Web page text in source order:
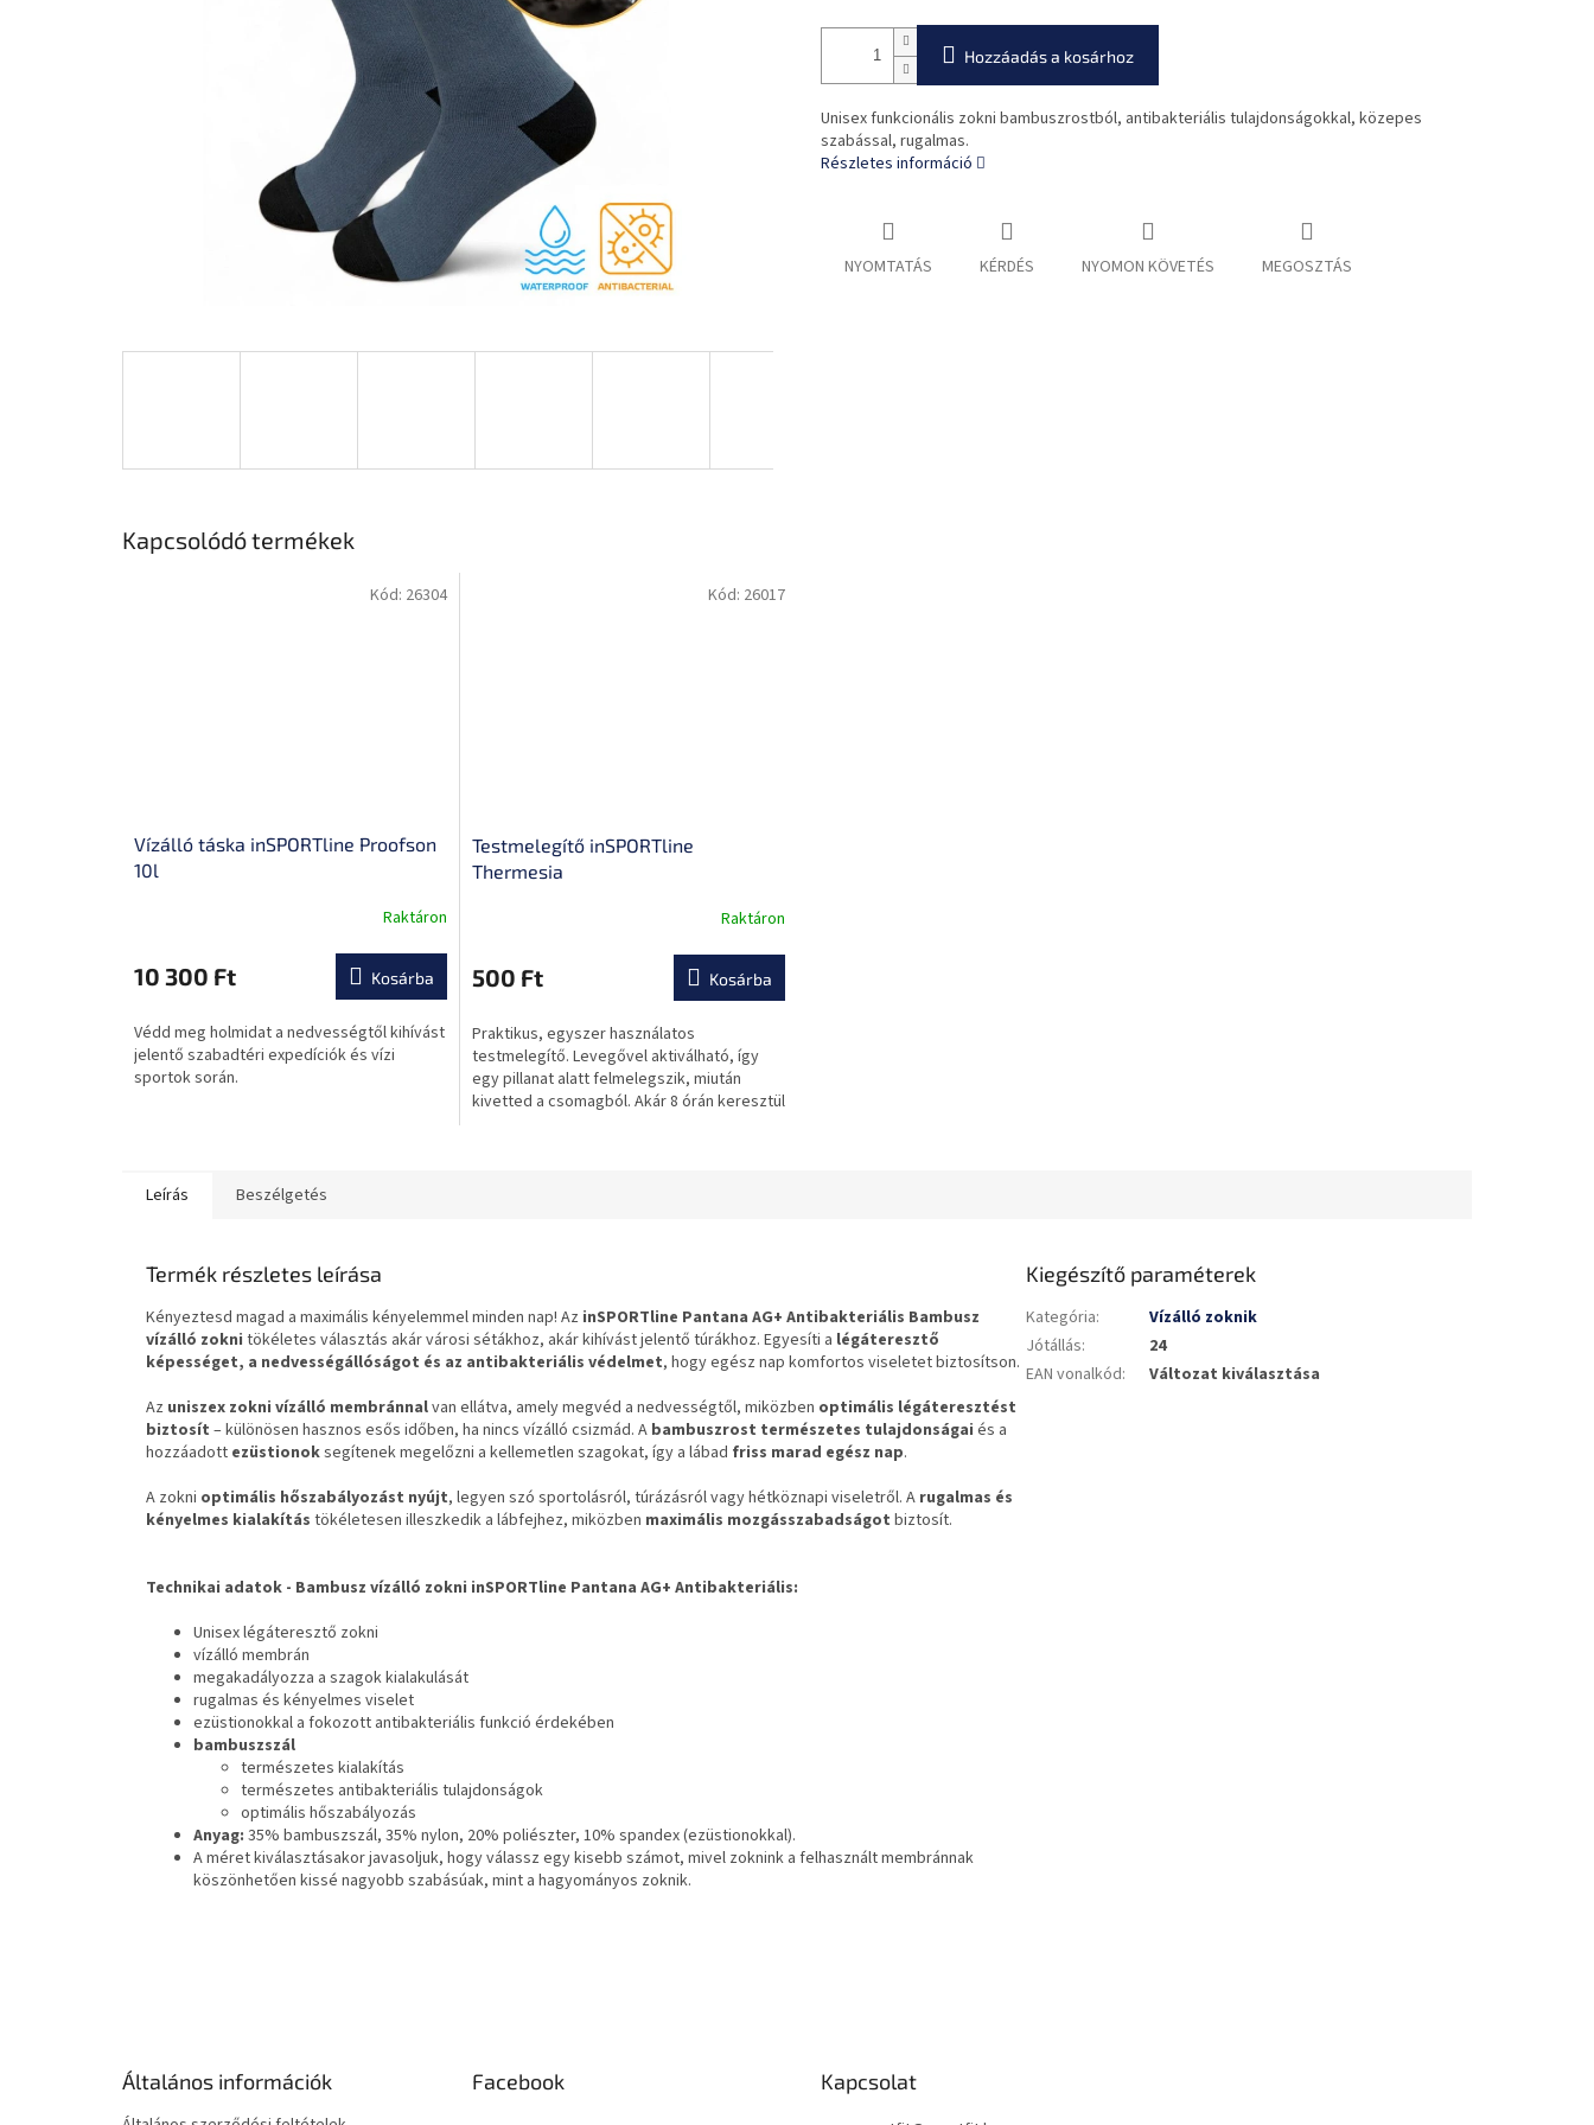
Hozzáadás a kosárhoz
Unisex funkcionális zokni bambuszrostból, antibakteriális tulajdonságokkal, közepes
szabással, rugalmas.
Részletes információ
NYOMTATÁS KÉRDÉS NYOMON KÖVETÉS MEGOSZTÁS
Kapcsolódó termékek
Vízálló táska inSPORTline Proofson
10l
Raktáron
10 300 Ft Kosárba
Védd meg holmidat a nedvességtől kihívást
jelentő szabadtéri expedíciók és vízi
sportok során.
Kód: 26304
Testmelegítő inSPORTline
Thermesia
Raktáron
500 Ft Kosárba
Praktikus, egyszer használatos
testmelegítő. Levegővel aktiválható, így
egy pillanat alatt felmelegszik, miután
kivetted a csomagból. Akár 8 órán keresztül
Kód: 26017
Leírás Beszélgetés
Termék részletes leírása
Kényeztesd magad a maximális kényelemmel minden nap! Az inSPORTline Pantana AG+ Antibakteriális Bambusz
vízálló zokni tökéletes választás akár városi sétákhoz, akár kihívást jelentő túrákhoz. Egyesíti a légáteresztő
képességet, a nedvességállóságot és az antibakteriális védelmet, hogy egész nap komfortos viseletet biztosítson.
Az uniszex zokni vízálló membránnalvan ellátva, amely megvéd a nedvességtől, miközben optimális légáteresztést
biztosít – különösen hasznos esős időben, ha nincs vízálló csizmád. A bambuszrost természetes tulajdonságai és a
hozzáadott ezüstionoksegítenek megelőzni a kellemetlen szagokat, így a lábad friss marad egész nap.
A zokni optimális hőszabályozást nyújt, legyen szó sportolásról, túrázásról vagy hétköznapi viseletről. A rugalmas és
kényelmes kialakítás tökéletesen illeszkedik a lábfejhez, miközben maximális mozgásszabadságot biztosít.
Technikai adatok - Bambusz vízálló zokni inSPORTline Pantana AG+ Antibakteriális:
Unisex légáteresztő zokni
vízálló membrán
megakadályozza a szagok kialakulását
rugalmas és kényelmes viselet
ezüstionokkal a fokozott antibakteriális funkció érdekében
bambuszszál
természetes kialakítás
természetes antibakteriális tulajdonságok
optimális hőszabályozás
Anyag: 35% bambuszszál, 35% nylon, 20% poliészter, 10% spandex (ezüstionokkal).
A méret kiválasztásakor javasoljuk, hogy válassz egy kisebb számot, mivel zoknink a felhasznált membránnak
köszönhetően kissé nagyobb szabásúak, mint a hagyományos zoknik.
Kiegészítő paraméterek
Kategória:
Vízálló zoknik
Jótállás:
24
EAN vonalkód: Változat kiválasztása
Általános információk Facebook Kapcsolat